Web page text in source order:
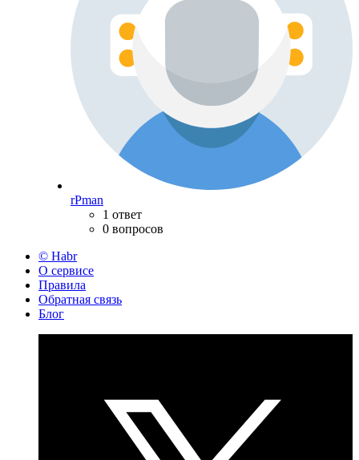
rPman
1 ответ
0 вопросов
© Habr
О сервисе
Правила
Обратная связь
Блог